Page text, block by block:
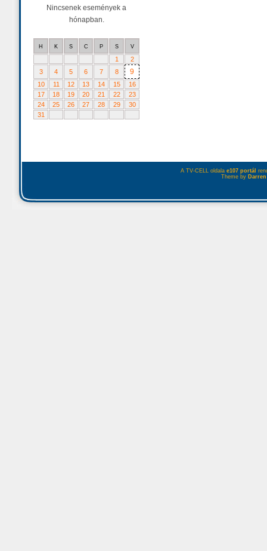
Nincsenek események a
hónapban.
H K S C P S V
1
2
3
4 5 6 7 8 9
10 11 12 13 14 15
16
17
18 19 20 21 22
23
24
25 26 27 28 29
30
31
A TV-CELL oldala e107 portál
Theme by